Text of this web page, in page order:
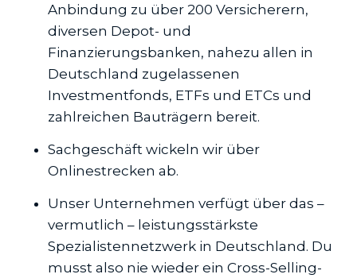
Anbindung zu über 200 Versicherern,
diversen Depot- und
Finanzierungsbanken, nahezu allen in
Deutschland zugelassenen
Investmentfonds, ETFs und ETCs und
zahlreichen Bauträgern bereit.
Sachgeschäft wickeln wir über
Onlinestrecken ab.
Unser Unternehmen verfügt über das –
vermutlich – leistungsstärkste
Spezialistennetzwerk in Deutschland. Du
musst also nie wieder ein Cross-Selling-